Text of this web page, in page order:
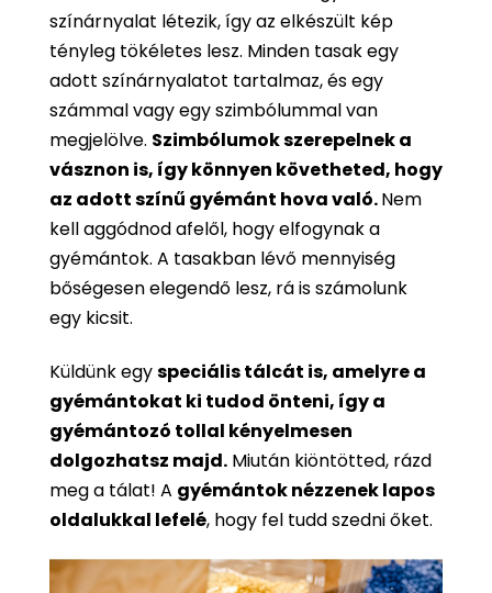
színárnyalat létezik, így az elkészült kép
tényleg tökéletes lesz. Minden tasak egy
adott színárnyalatot tartalmaz, és egy
számmal vagy egy szimbólummal van
megjelölve. Szimbólumok szerepelnek a
vásznon is, így könnyen követheted, hogy
az adott színű gyémánt hova való.Nem
kell aggódnod afelől, hogy elfogynak a
gyémántok. A tasakban lévő mennyiség
bőségesen elegendő lesz, rá is számolunk
egy kicsit.
Küldünk egyspeciális tálcát is, amelyre a
gyémántokat ki tudod önteni, így a
gyémántozó tollal kényelmesen
dolgozhatsz majd. Miután kiöntötted, rázd
meg a tálat! A gyémántok nézzenek lapos
oldalukkal lefelé, hogy fel tudd szedni őket.